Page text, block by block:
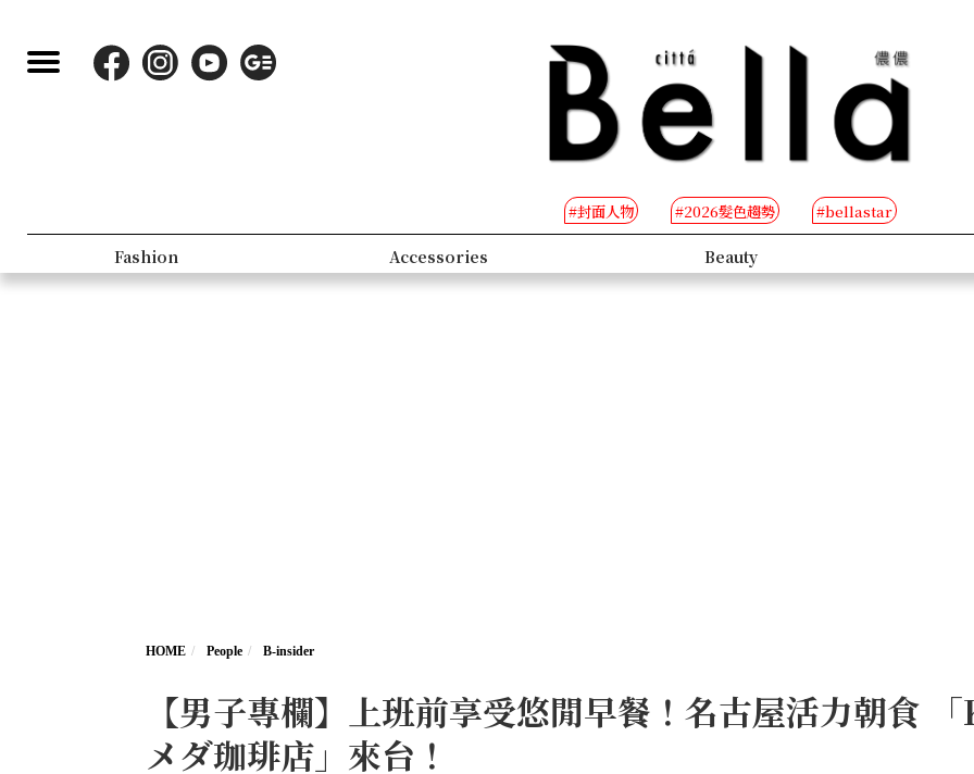
#封面人物 #2026髮色趨勢 #bellastar
Fashion Accessories Beauty
HOME People B-insider
【男子專欄】上班前享受悠閒早餐！名古屋活力朝食
メダ珈琲店」來台！